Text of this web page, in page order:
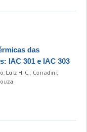
das
IAC 301 e IAC 303
Luiz H. C.; Corradini,